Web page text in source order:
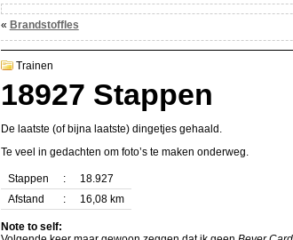
« Brandstoffles
Trainen
18927 Stappen
De laatste (of bijna laatste) dingetjes gehaald.
Te veel in gedachten om foto’s te maken onderweg.
Stappen :
18.927
Afstand
: 16,08 km
Note to self: